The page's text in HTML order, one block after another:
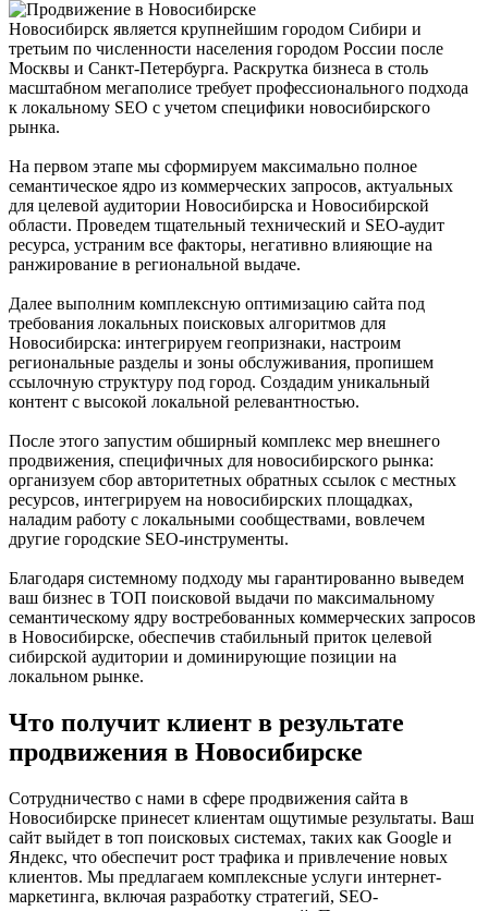
Новосибирск является крупнейшим городом Сибири и
третьим по численности населения городом России после
Москвы и Санкт-Петербурга. Раскрутка бизнеса в столь
масштабном мегаполисе требует профессионального подхода
к локальному SEO с учетом специфики новосибирского
рынка.
На первом этапе мы сформируем максимально полное
семантическое ядро из коммерческих запросов, актуальных
для целевой аудитории Новосибирска и Новосибирской
области. Проведем тщательный технический и SEO-аудит
ресурса, устраним все факторы, негативно влияющие на
ранжирование в региональной выдаче.
Далее выполним комплексную оптимизацию сайта под
требования локальных поисковых алгоритмов для
Новосибирска: интегрируем геопризнаки, настроим
региональные разделы и зоны обслуживания, пропишем
ссылочную структуру под город. Создадим уникальный
контент с высокой локальной релевантностью.
После этого запустим обширный комплекс мер внешнего
продвижения, специфичных для новосибирского рынка:
организуем сбор авторитетных обратных ссылок с местных
ресурсов, интегрируем на новосибирских площадках,
наладим работу с локальными сообществами, вовлечем
другие городские SEO-инструменты.
Благодаря системному подходу мы гарантированно выведем
ваш бизнес в ТОП поисковой выдачи по максимальному
семантическому ядру востребованных коммерческих запросов
в Новосибирске, обеспечив стабильный приток целевой
сибирской аудитории и доминирующие позиции на
локальном рынке.
Что получит клиент в результате
продвижения в Новосибирске
Сотрудничество с нами в сфере продвижения сайта в
Новосибирске принесет клиентам ощутимые результаты. Ваш
сайт выйдет в топ поисковых системах, таких как Google и
Яндекс, что обеспечит рост трафика и привлечение новых
клиентов. Мы предлагаем комплексные услуги интернет-
маркетинга, включая разработку стратегий, SEO-